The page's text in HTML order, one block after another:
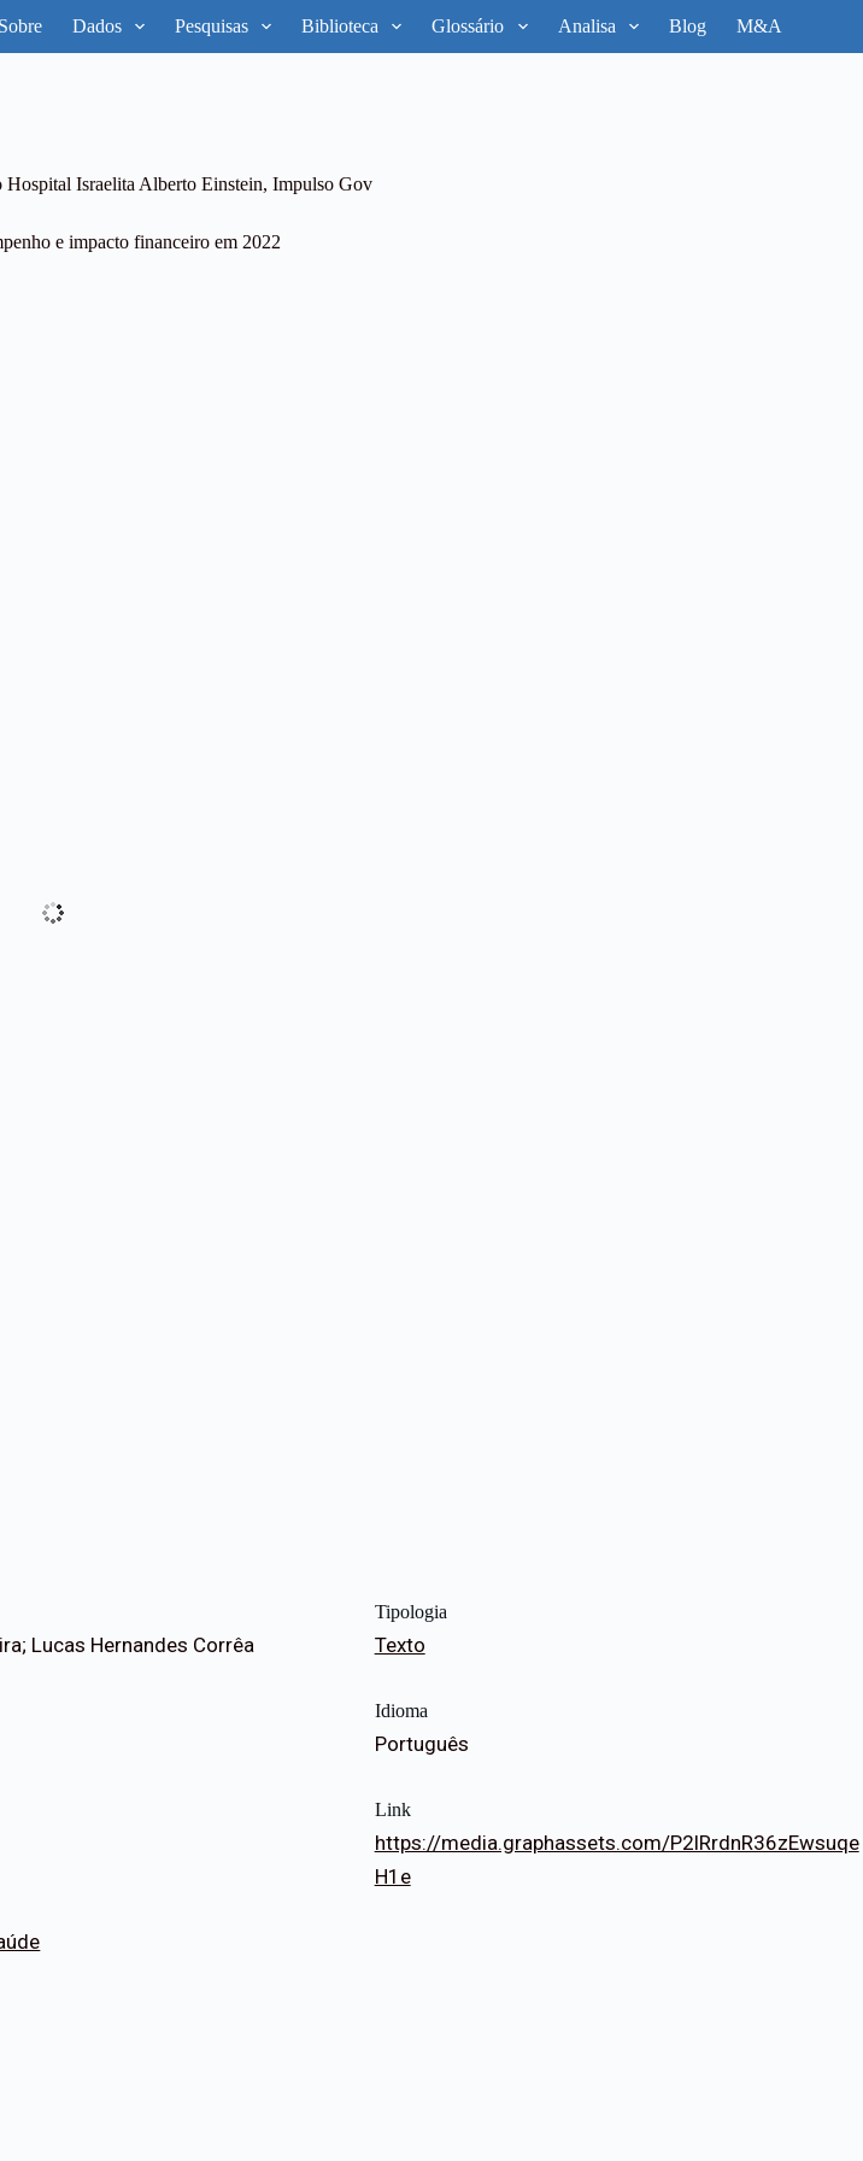
Sobre Dados Pesquisas Biblioteca Glossário Analisa Blog M&A
Hospital Israelita Alberto Einstein, Impulso Gov
e impacto financeiro em 2022
Lucas Hernandes Corrêa
Tipologia
Texto
Idioma
Português
Link
https://media.graphassets.com/P2lRrdnR36zEwsuqe
H1e